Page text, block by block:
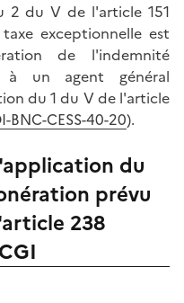
2 du V de l'article 151
exceptionnelle est
de l'indemnité
à un agent général
du 1 du V de l'article
BNC-CESS-40-20).
du
prévu
238